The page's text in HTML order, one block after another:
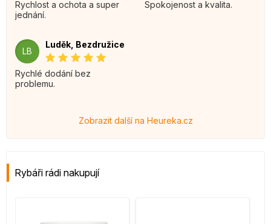
Rychlost a ochota a super
jednání.
Spokojenost a kvalita.
LB
Luděk, Bezdružice
Rychlé dodání bez
problemu.
Zobrazit další na Heureka.cz
Rybáři rádi nakupují